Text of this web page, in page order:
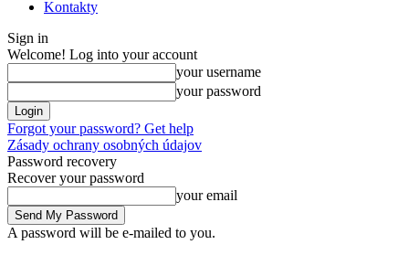
Kontakty
Sign in
Welcome! Log into your account
your username
your password
Forgot your password? Get help
Zásady ochrany osobných údajov
Password recovery
Recover your password
your email
A password will be e-mailed to you.